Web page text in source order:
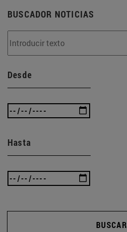
BUSCADOR NOTICIAS
Desde
Hasta
BUSCAR